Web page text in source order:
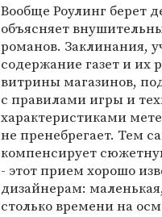
Вообще Роулинг берет
объясняет
романов. Заклинания,
содержание газет и
витрины магазинов,
с правилами игры и
характеристиками
не пренебрегает. Тем
компенсирует
- этот прием хорошо
дизайнерам:
столько времени на